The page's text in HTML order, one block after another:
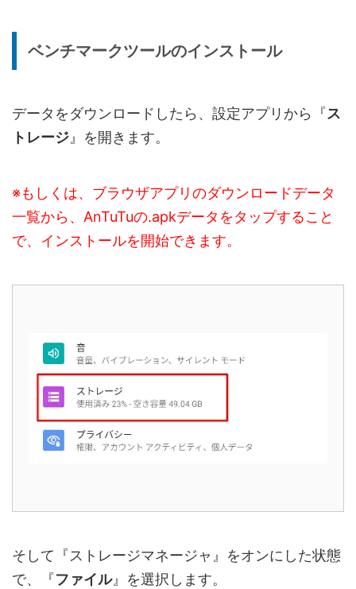
ベンチマークツールのインストール
データをダウンロードしたら、設定アプリから『ス
トレージ 』を開きます。
※もしくは、ブラウザアプリのダウンロードデータ
一覧から、AnTuTuの.apkデータをタップすること
で、インストールを開始できます。
そして『ストレージマネージャ』をオンにした状態
で、『ファイル』を選択します。